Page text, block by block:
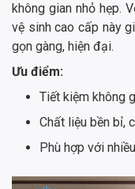
không gian nhỏ hẹp.
vệ sinh cao cấp này
gọn gàng, hiện đại.
Ưu điểm:
Tiết kiệm không
Chất liệu bền bỉ,
Phù hợp với